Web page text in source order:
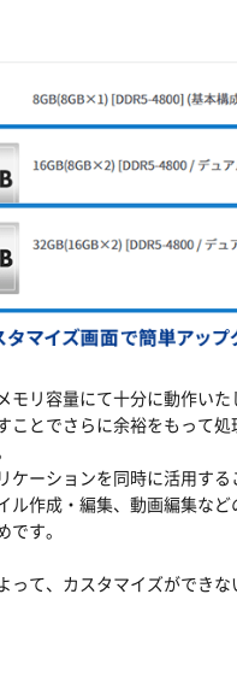
モリ容量にて十分に動作いた
ことでさらに余裕をもって
ケーションを同時に活用す
ル作成・編集、動画編集など
です。
って、カスタマイズができな